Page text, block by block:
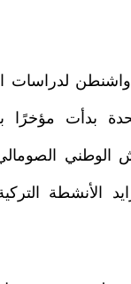
لدراسات
بدأت
الوطني
الأنشطة